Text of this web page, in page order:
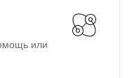
или